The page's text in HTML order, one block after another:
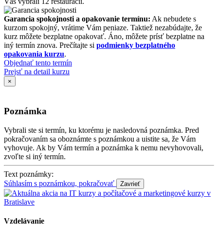
Garancia spokojnosti a opakovanie termínu: Ak nebudete s
kurzom spokojný, vrátime Vám peniaze. Taktiež nezabúdajte, že
kurz môžete bezplatne opakovať. Áno, môžete prísť bezplatne na
iný termín znova. Prečítajte si podmienky bezplatného
opakovania kurzu.
Objednať tento termín
Prejsť na detail kurzu
×
Poznámka
Vybrali ste si termín, ku ktorému je nasledovná poznámka. Pred
pokračovaním sa oboznámte s poznámkou a uistite sa, že Vám
vyhovuje. Ak by Vám termín a poznámka k nemu nevyhovovali,
zvoľte si iný termín.
Text poznámky:
Súhlasím s poznámkou, pokračovať
Vzdelávanie